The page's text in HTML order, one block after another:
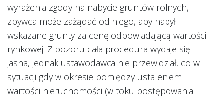
wyrażenia zgody na nabycie gruntów rolnych,
zbywca może zażądać od niego, aby nabył
wskazane grunty za cenę odpowiadającą wartości
rynkowej. Z pozoru cała procedura wydaje się
jasna, jednak ustawodawca nie przewidział, co w
sytuacji gdy w okresie pomiędzy ustaleniem
wartości nieruchomości (w toku postępowania